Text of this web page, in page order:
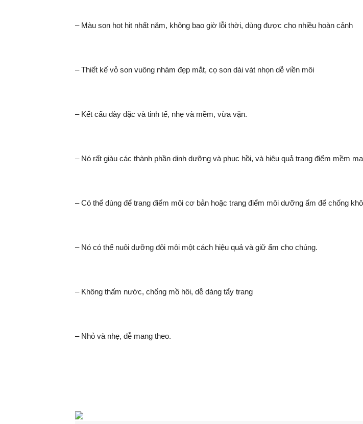
– Màu son hot hit nhất năm, không bao giờ lỗi thời, dùng được cho nhiều hoàn cảnh
– Thiết kế vỏ son vuông nhám đẹp mắt, cọ son dài vát nhọn dễ viền môi
– Kết cấu dày đặc và tinh tế, nhẹ và mềm, vừa vặn.
– Nó rất giàu các thành phần dinh dưỡng và phục hồi, và hiệu quả trang điểm mềm
– Có thể dùng để trang điểm môi cơ bản hoặc trang điểm môi dưỡng ẩm để chống
– Nó có thể nuôi dưỡng đôi môi một cách hiệu quả và giữ ẩm cho chúng.
– Không thấm nước, chống mồ hôi, dễ dàng tẩy trang
– Nhỏ và nhẹ, dễ mang theo.